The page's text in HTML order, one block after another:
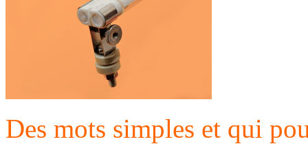
Des mots simples et qui